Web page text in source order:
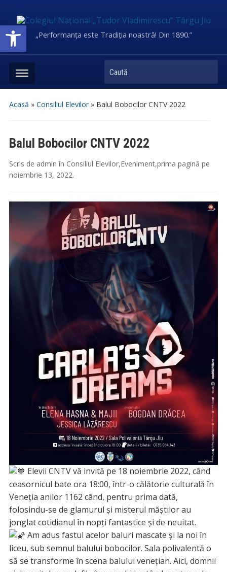
Deschide bara de unelte„Performanța este Tradiția noastră! Din 1890.”
Caută
Acasă » Consiliul Elevilor» Balul Bobocilor CNTV 2022
Balul Bobocilor CNTV 2022
Scris de admin în Consiliul Elevilor,Eveniment,prima pagină pe
noiembrie 13, 2022.
Elevii CNTV vă invită pe 18 noiembrie 2022, când
ceasornicul bate ora 18:00, într-o călătorie culturală în
Veneția anilor 1162 când, pentru prima dată,
folosindu-se de glamurul și misterul măștilor au
jonglat cotidianul în nopți fantastice și de neuitat.
Am adus fastul acelor baluri mascate și la noi în
liceu, sub semnul balului bobocilor. Sala polivalentă o
să se transforme în scena balului venețian. Aici, domnii